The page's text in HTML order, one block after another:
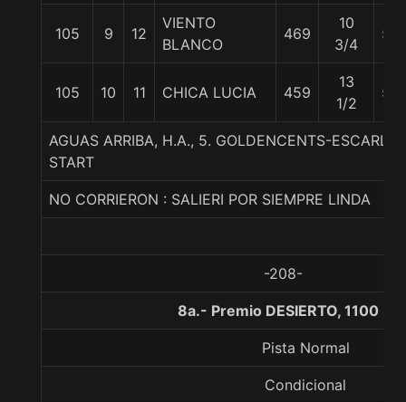
105 9 12
VIENTO
BLANCO
469
10
3/4
56
105 10 11 CHICA LUCIA 459
13
1/2
56
AGUAS ARRIBA, H.A., 5. GOLDENCENTS-
START
NO CORRIERON : SALIERI POR SIEMPRE LINDA
-208-
8a.- Premio DESIERTO, 1100
Pista Normal
Condicional